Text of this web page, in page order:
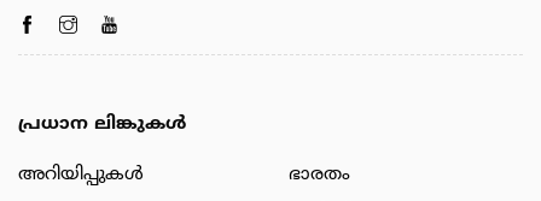
പ്രധാന ലിങ്കുകൾ
അറിയിപ്പുകള്‍
ഭാരതം